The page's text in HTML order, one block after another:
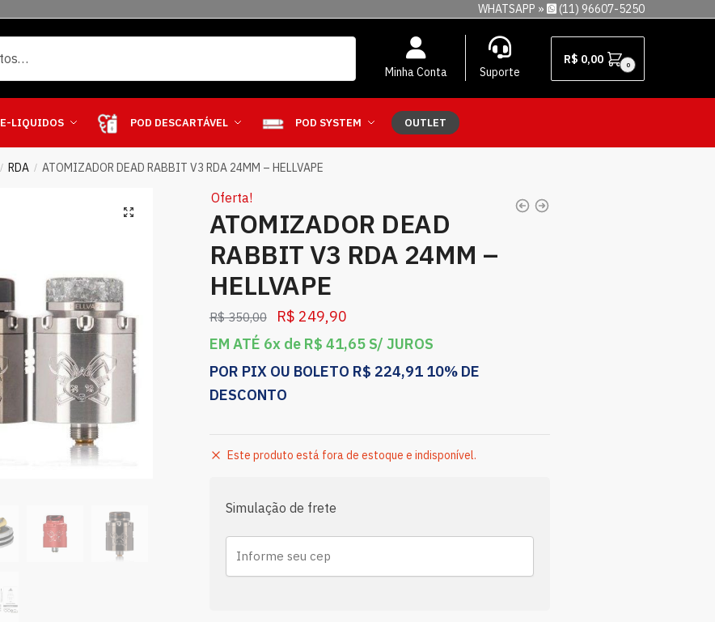
WHATSAPP » (11) 96607-5250
Minha Conta Suporte
R$ 0,00 0
E-LIQUIDOS POD DESCARTÁVEL POD SYSTEM OUTLET
/ RDA / ATOMIZADOR DEAD RABBIT V3 RDA 24MM – HELLVAPE
Oferta!
ATOMIZADOR DEAD
RABBIT V3 RDA 24MM –
HELLVAPE
R$350,00 R$ 249,90
EM ATÉ 6x de R$ 41,65 S/ JUROS
POR PIX OU BOLETO R$ 224,91 10% DE
DESCONTO
Este produto está fora de estoque e indisponível.
Simulação de frete